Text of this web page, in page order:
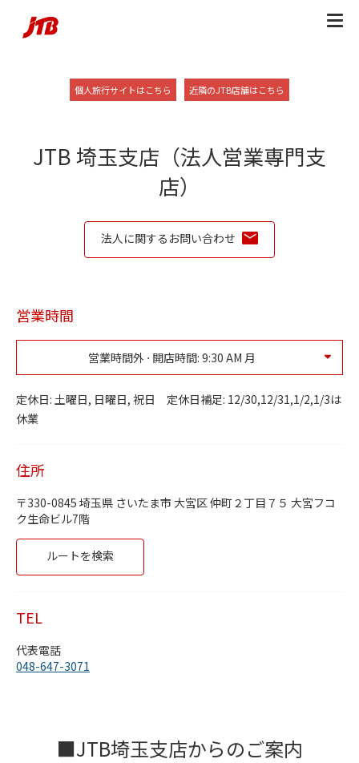
個人旅行サイトはこちら Link Opens in New Tab
近隣のJTB店舗はこちら
JTB 埼玉支店（法人営業専門支
店）
法人に関するお問い合わせ
営業時間
営業時間外 ⋅ 開店時間: 9:30 AM 月
日曜日
定休日
月曜日
木曜日
定休日: 土曜日, 日曜日, 祝日 定休日補足: 12/30,12/31,1/2,1/3は
休業
住所
330-0845 埼玉県 さいたま市 大宮区仲町２丁目７５ 大宮フコ
ク生命ビル7階
ルートを検索
TEL
代表電話
048-647-3071
■JTB埼玉支店からのご案内